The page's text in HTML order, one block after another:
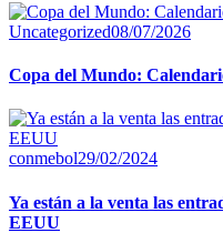
Uncategorized08/07/2026
Copa del Mundo:
conmebol29/02/2024
Ya están a la venta las
EEUU